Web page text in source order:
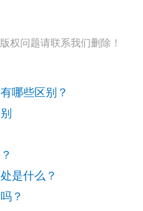
权问题请联系我们删除！
哪些区别？
是什么？
？